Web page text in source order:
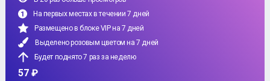
На первых местах в течении 7 дней
Размещено в блоке VIP на 7 дней
Выделено розовым цветом на 7 дней
Будет поднято 7 раз за неделю
57 ₽